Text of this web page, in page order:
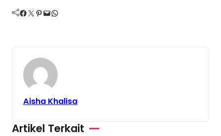
Facebook Twitter Pinterest Mail WhatsApp
Aisha Khalisa
Artikel Terkait
Jurnal
Makalah